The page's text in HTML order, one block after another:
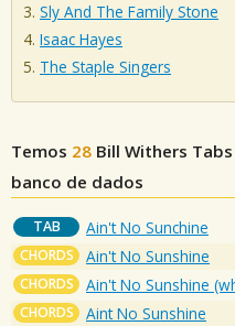
Sly And The Family Stone
Isaac Hayes
The Staple Singers
Temos 28 Bill Withers
banco de dados
TAB Ain't No Sunchine
CHORDS Ain't No Sunshine
CHORDS Ain't No Sunshine
CHORDS Aint No Sunshine